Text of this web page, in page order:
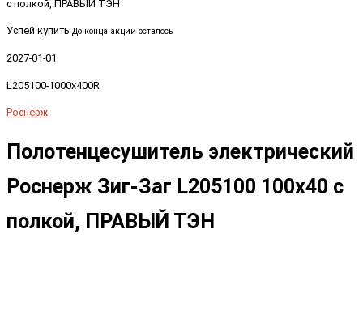
Успей купить До конца акции осталось
2027-01-01
L205100-1000x400R
Роснерж
Полотенцесушитель электрический
Роснерж Зиг-Заг L205100 100x40 с
полкой, ПРАВЫЙ ТЭН